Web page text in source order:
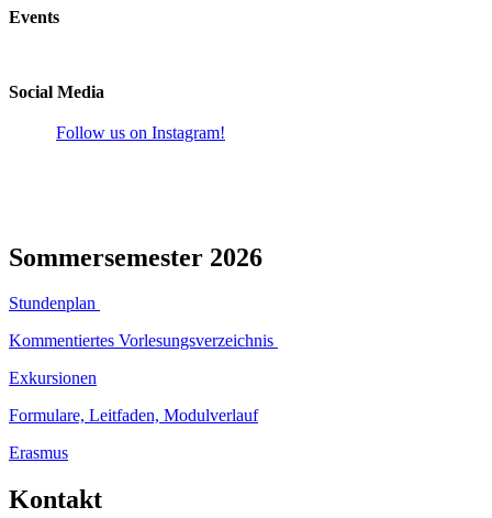
Events
Social Media
Follow us on Instagram!
Sommersemester 2026
Stundenplan
Kommentiertes Vorlesungsverzeichnis
Exkursionen
Formulare, Leitfaden, Modulverlauf
Erasmus
Kontakt